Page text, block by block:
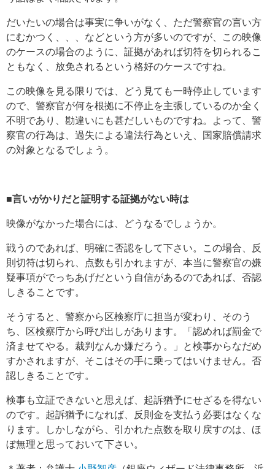
だいたいの場合は事実に争いがなく、ただ警察官の言い方
にむかつく、、、などという方が多いのですが、この映像
のケースの場合のように、証拠があれば切符を切られるこ
ともなく、放免されるという格好のケースですね。
この映像を見る限りでは、どう見ても一時停止しています
ので、警察官が何を根拠に不停止を主張しているのか全く
不明であり、勘違いにも甚だしいものですね。よって、警
察官の行為は、過失による違法行為といえ、国家賠償請求
の対象となるでしょう。
■言いがかりだと証明する証拠がない時は
映像がなかった場合には、どうなるでしょうか。
戦うのであれば、明確に否認をして下さい。この場合、反
則切符は切られ、点数も引かれますが、本当に警察官の嫌
疑事項がでっちあげだという自信があるのであれば、否認
しきることです。
そうすると、警察から区検察庁に担当が変わり、そのう
ち、区検察庁から呼び出しがあります。「認めれば罰金で
済ませてやる。裁判なんか嫌だろう。」と検事からなだめ
すかされますが、そこはその手に乗ってはいけません。否
認しきることです。
検事も立証できないと思えば、起訴猶予にせざるを得ない
のです。起訴猶予になれば、反則金を支払う必要はなくな
ります。しかしながら、引かれた点数を取り戻すのは、ほ
ぼ無理と思っておいて下さい。